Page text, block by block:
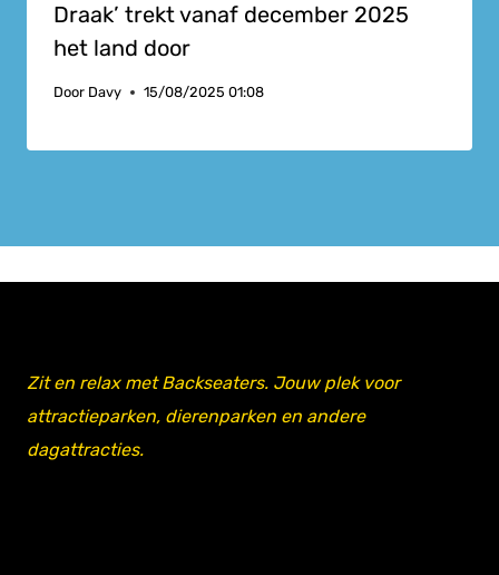
Draak’ trekt vanaf december 2025
het land door
Door Davy 15/08/2025 01:08
Zit en relax met Backseaters. Jouw plek voor
attractieparken, dierenparken en andere
dagattracties.